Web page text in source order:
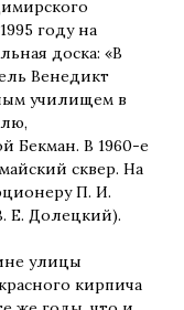
году на
доска: «В
Венедикт
училищем в
Бекман. В 1960-е
сквер. На
П. И.
Е. Долецкий).
улицы
кирпича